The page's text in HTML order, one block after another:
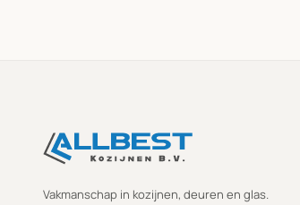
Vakmanschap in kozijnen, deuren en glas.